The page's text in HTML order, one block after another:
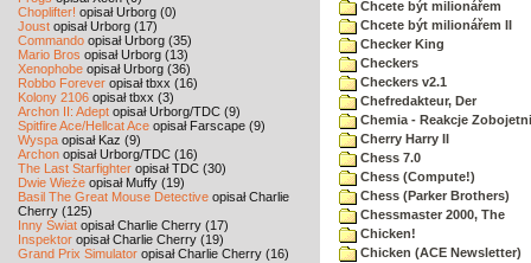
Choplifter! opisał Urborg (0)
Joust opisał Urborg (17)
Commando opisał Urborg (35)
Mario Bros opisał Urborg (13)
Xenophobe opisał Urborg (36)
Robbo Forever opisał tbxx (16)
Kolony 2106 opisał tbxx (3)
Archon II: Adept opisał Urborg/TDC (9)
Spitfire Ace/Hellcat Ace opisał Farscape (9)
Wyspa opisał Kaz (9)
Archon opisał Urborg/TDC (16)
The Last Starfighter opisał TDC (30)
Dwie Wieże opisał Muffy (19)
Basil The Great Mouse Detective opisał Charlie
Cherry (125)
Inny Świat opisał Charlie Cherry (17)
Inspektor opisał Charlie Cherry (19)
Grand Prix Simulator opisał Charlie Cherry (16)
Chcete být milionářem
Chcete být milionářem II
Checker King
Checkers
Checkers v2.1
Chefredakteur, Der
Chemia - Reakcje
Cherry Harry II
Chess 7.0
Chess (Compute!)
Chess (Parker Brothers)
Chessmaster 2000, The
Chicken!
Chicken (ACE Newsletter)